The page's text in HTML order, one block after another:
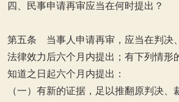
四、民事申请再审应当在何时提出？
第五条 当事人申请再审，应当在判决
法律效力后六个月内提出；有下列情形
知道之日起六个月内提出：
（一）有新的证据，足以推翻原判决、